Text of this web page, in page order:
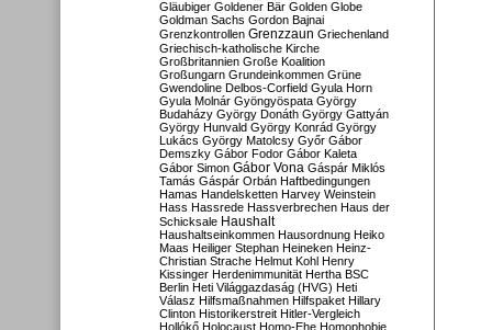
Gläubiger Goldener Bär Golden Globe
Goldman Sachs Gordon Bajnai
Grenzkontrollen Grenzzaun Griechenland
Griechisch-katholische Kirche
Großbritannien Große Koalition
Großungarn Grundeinkommen Grüne
Gwendoline Delbos-Corfield Gyula Horn
Gyula Molnár Gyöngyöspata György
Budaházy György Donáth György Gattyán
György Hunvald György Konrád György
Lukács György Matolcsy Győr Gábor
Demszky Gábor Fodor Gábor Kaleta
Gábor Simon Gábor Vona Gáspár Miklós
Tamás Gáspár Orbán Haftbedingungen
Hamas Handelsketten Harvey Weinstein
Hass Hassrede Hassverbrechen Haus der
Schicksale Haushalt
Haushaltseinkommen Hausordnung Heiko
Maas Heiliger Stephan Heineken Heinz-
Christian Strache Helmut Kohl Henry
Kissinger Herdenimmunität Hertha BSC
Berlin Heti Világgazdaság (HVG) Heti
Válasz Hilfsmaßnahmen Hilfspaket Hillary
Clinton Historikerstreit Hitler-Vergleich
Hollókő Holocaust Homo-Ehe Homophobie